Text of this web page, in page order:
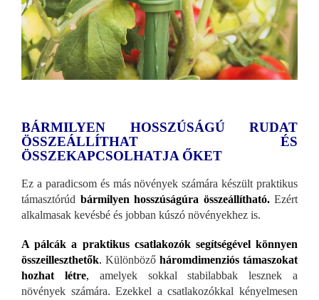
BÁRMILYEN HOSSZÚSÁGÚ RUDAT
ÖSSZEÁLLÍTHAT ÉS
ÖSSZEKAPCSOLHATJA ŐKET
Ez a paradicsom és más növények számára készült praktikus
támasztórúd bármilyen hosszúságúra összeállítható.Ezért
alkalmasak kevésbé és jobban kúszó növényekhez is.
A pálcák a praktikus csatlakozók segítségével könnyen
összeilleszthetők. Különböző háromdimenziós támaszokat
hozhat létre, amelyek sokkal stabilabbak lesznek a
növények számára. Ezekkel a csatlakozókkal kényelmesen